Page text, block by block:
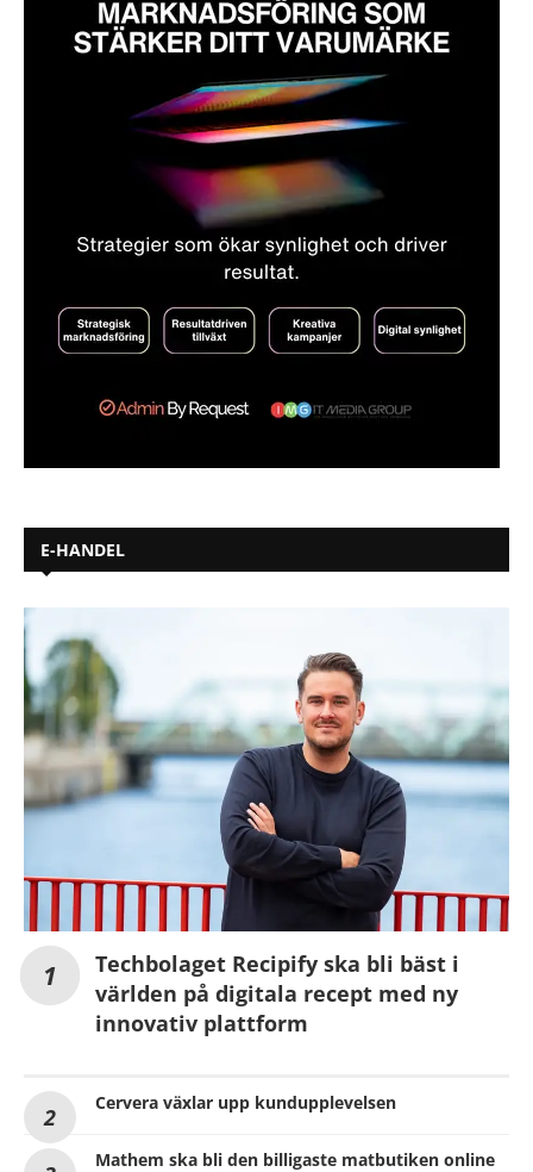
E-HANDEL
Techbolaget Recipify ska bli bäst i
världen på digitala recept med ny
innovativ plattform
Cervera växlar upp kundupplevelsen
Mathem ska bli den billigaste matbutiken online